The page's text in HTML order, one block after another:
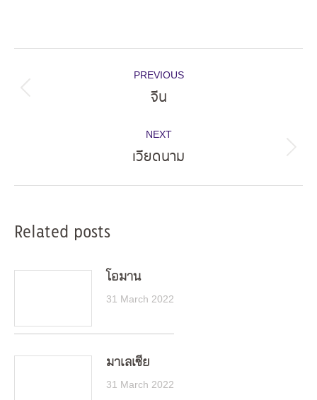
navigation
PREVIOUS
Previous
จีน
NEXT
Next
เวียดนาม
Related posts
โอมาน
31 March 2022
มาเลเซีย
31 March 2022